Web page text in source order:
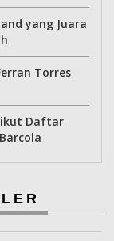
yang Juara
Torres
Daftar